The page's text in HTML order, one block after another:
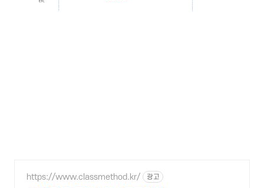
https://www.classmethod.kr/ 광고